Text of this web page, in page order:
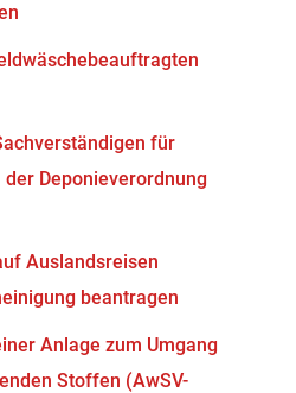
für
Deponieverordnung
Auslandsreisen
beantragen
Anlage zum Umgang
Stoffen (AwSV-